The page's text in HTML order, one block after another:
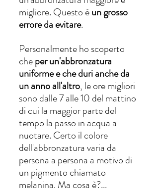
migliore. Questo è un grosso
errore da evitare.
Personalmente ho scoperto
che per un'abbronzatura
uniforme e che duri anche da
un anno all'altro, le ore migliori
sono dalle 7 alle 10 del mattino
di cui la maggior parte del
tempo la passo in acqua a
nuotare. Certo il colore
dell'abbronzatura varia da
persona a persona a motivo di
un pigmento chiamato
melanina. Ma cosa è?...